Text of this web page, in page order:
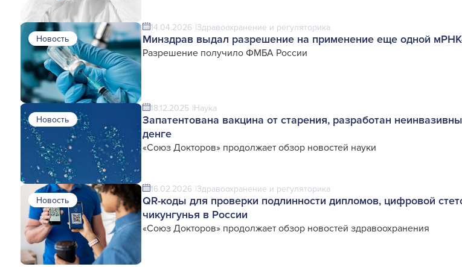
Новость
14.04.2026 Здравоохранение и регуляторика
Минздрав выдал разрешение на применение еще одной
Разрешение получило ФМБА России
Новость
18.12.2025 Наука
Запатентована вакцина от старения, разработан
денге
«Союз Докторов» продолжает обзор новостей науки
Новость
16.02.2026 Здравоохранение и регуляторика
QR-коды для проверки подлинности дипломов, цифровой
чикунгунья в России
«Союз Докторов» продолжает обзор новостей здравоохранения